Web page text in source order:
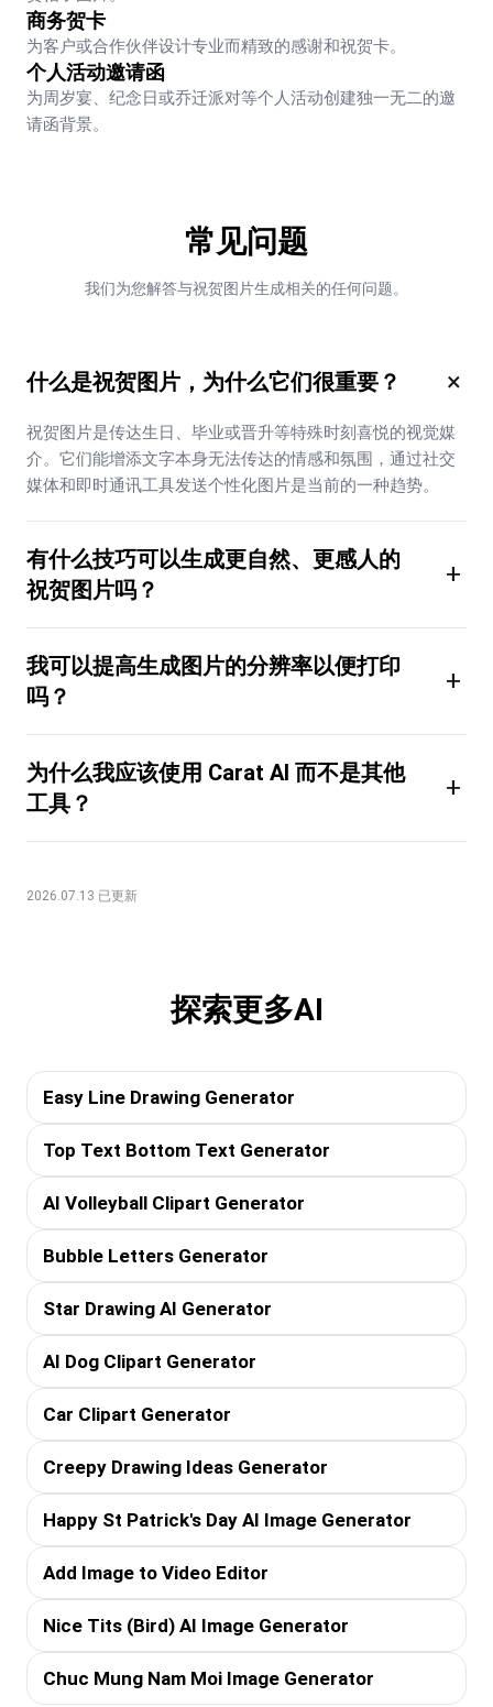
商务贺卡
为客户或合作伙伴设计专业而精致的感谢和祝贺卡。
个人活动邀请函
为周岁宴、纪念日或乔迁派对等个人活动创建独一无二的邀
请函背景。
常见问题
我们为您解答与祝贺图片生成相关的任何问题。
什么是祝贺图片，为什么它们很重要？ ×
祝贺图片是传达生日、毕业或晋升等特殊时刻喜悦的视觉媒
介。它们能增添文字本身无法传达的情感和氛围，通过社交
媒体和即时通讯工具发送个性化图片是当前的一种趋势。
有什么技巧可以生成更自然、更感人的
祝贺图片吗？
+
我可以提高生成图片的分辨率以便打印
吗？
+
为什么我应该使用 Carat AI 而不是其他
工具？
+
2026.07.13 已更新
探索更多AI
Easy Line Drawing Generator
Top Text Bottom Text Generator
AI Volleyball Clipart Generator
Bubble Letters Generator
Star Drawing AI Generator
AI Dog Clipart Generator
Car Clipart Generator
Creepy Drawing Ideas Generator
Happy St Patrick's Day AI Image Generator
Add Image to Video Editor
Nice Tits (Bird) AI Image Generator
Chuc Mung Nam Moi Image Generator